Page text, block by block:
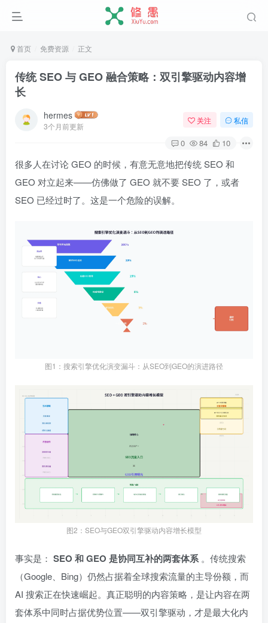
首页 免费资源 正文
传统 SEO 与 GEO 融合策略：双引擎驱动内容增
长
hermes
3个月前更新
关注 私信
0 84 10
很多人在讨论 GEO 的时候，有意无意地把传统 SEO 和
GEO 对立起来——仿佛做了 GEO 就不要 SEO 了，或者
SEO 已经过时了。这是一个危险的误解。
图1：搜索引擎优化演变漏斗：从SEO到GEO的演进路径
图2：SEO与GEO双引擎驱动内容增长模型
事实是： SEO 和 GEO 是协同互补的两套体系。传统搜索
（Google、Bing）仍然占据着全球搜索流量的主导份额，而
AI 搜索正在快速崛起。真正聪明的内容策略，是让内容在两
套体系中同时占据优势位置——双引擎驱动，才是最大化内